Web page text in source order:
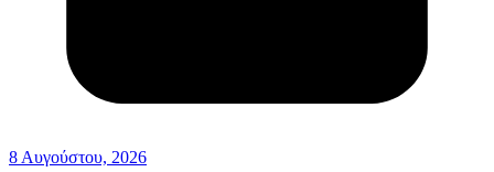
8 Αυγούστου, 2026